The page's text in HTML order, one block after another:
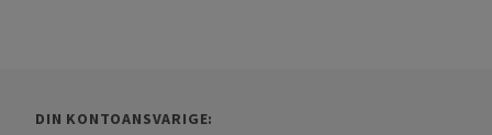
DIN KONTOANSVARIGE: